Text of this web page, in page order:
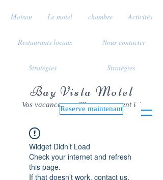
Bay Vista Motel
Vos vacances sur l'île commencent ici
Reserve maintenant
Maison Le motel chambre Activités
Restaurants locaux Nous contacter
Stratégies Stratégies
Widget Didn’t Load
Check your internet and refresh
this page.
If that doesn’t work, contact us.